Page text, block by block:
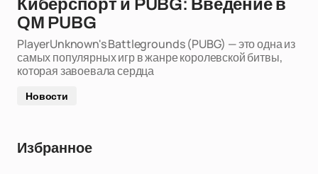
Киберспорт и PUBG: Введение в
QM PUBG
PlayerUnknown's Battlegrounds (PUBG) — это одна из
самых популярных игр в жанре королевской битвы,
которая завоевала сердца
Новости
Избранное